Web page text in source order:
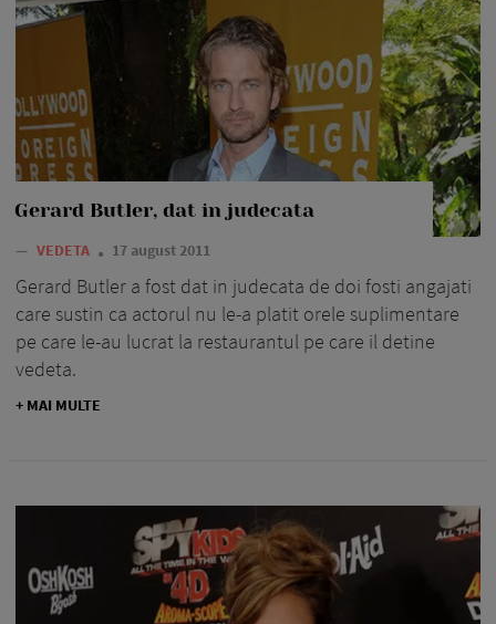
Gerard Butler, dat in judecata
— VEDETA 17 august 2011
Gerard Butler a fost dat in judecata de doi fosti angajati
care sustin ca actorul nu le-a platit orele suplimentare
pe care le-au lucrat la restaurantul pe care il detine
vedeta.
+ MAI MULTE